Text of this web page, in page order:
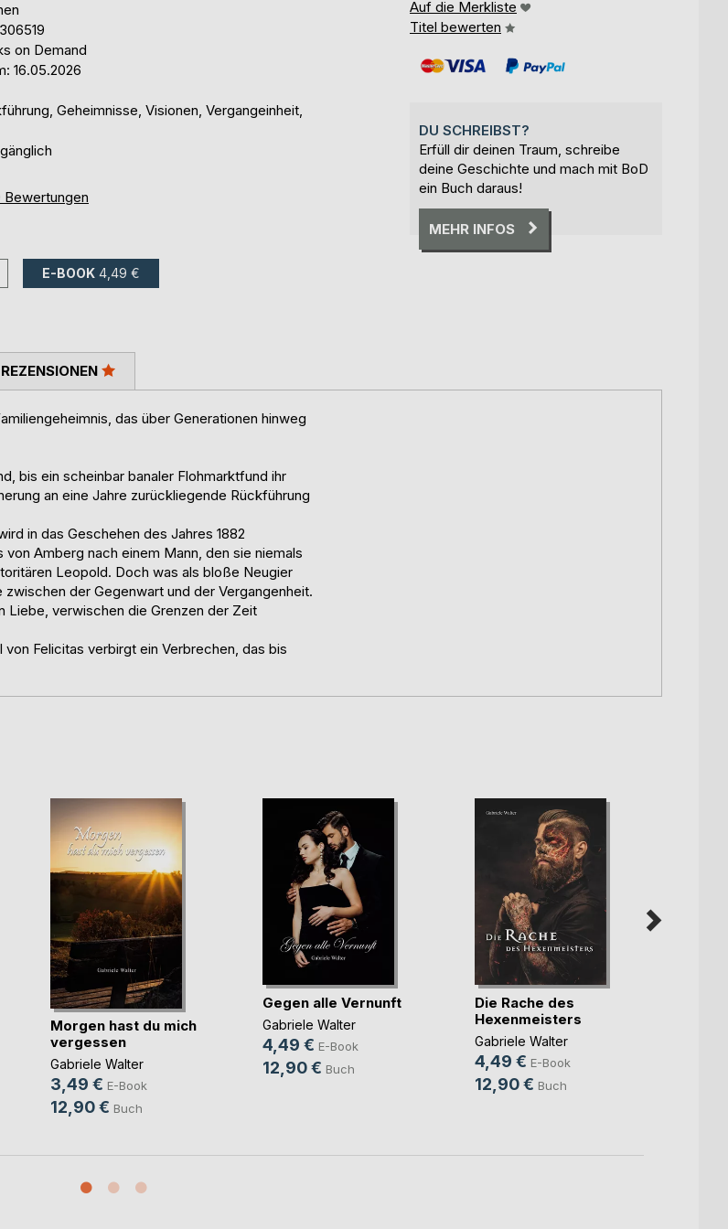
on Demand
16.05.2026
Geheimnisse, Visionen, Vergangeinheit,
Bewertungen
E-BOOK 4,49 €
Auf die Merkliste
Titel bewerten
DU SCHREIBST?
Erfüll dir deinen Traum, schreibe
deine Geschichte und mach mit BoD
ein Buch daraus!
MEHR INFOS
das über Generationen hinweg
bis ein scheinbar banaler Flohmarktfund ihr
an eine Jahre zurückliegende Rückführung
in das Geschehen des Jahres 1882
Amberg nach einem Mann, den sie niemals
Leopold. Doch was als bloße Neugier
der Gegenwart und der Vergangenheit.
Liebe, verwischen die Grenzen der Zeit
Felicitas verbirgt ein Verbrechen, das bis
REZENSIONEN
Morgen hast du mich
vergessen
Gabriele Walter
3,49 € E-Book
12,90 € Buch
Gegen alle Vernunft
Gabriele Walter
4,49 € E-Book
12,90 € Buch
Die Rache des
Hexenmeisters
Gabriele Walter
4,49 € E-Book
12,90 € Buch